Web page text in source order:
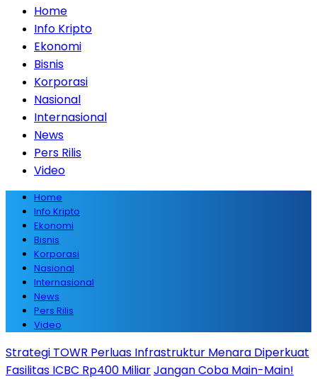
Home
Info Kripto
Ekonomi
Bisnis
Korporasi
Nasional
Internasional
News
Pers Rilis
Video
Home
Info Kripto
Ekonomi
Bisnis
Korporasi
Nasional
Internasional
News
Pers Rilis
Video
Strategi TOWR Perluas Infrastruktur Menara Diperkuat
Fasilitas ICBC Rp400 MiliarJangan Coba Main-Main!